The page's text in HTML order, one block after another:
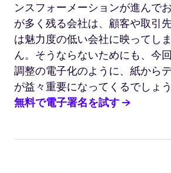
ンスフォーメーションが進んで
が多く残る会社は、顧客や取引
は魅力度の低い会社に映ってし
ん。そうならないためにも、今
調整の電子化のように、紙から
が益々重要になってくるでしょう
無料で電子署名を試す →